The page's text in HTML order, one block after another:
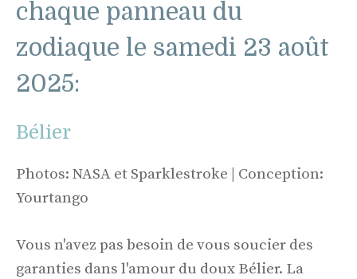
chaque panneau du
zodiaque le samedi 23 août
2025:
Bélier
Photos: NASA et Sparklestroke | Conception:
Yourtango
Vous n'avez pas besoin de vous soucier des
garanties dans l'amour du doux Bélier. La